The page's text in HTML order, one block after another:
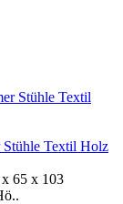
Stühle Textil Holz
65 x 103